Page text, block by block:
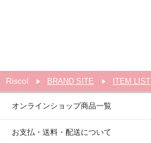
Riscol BRAND SITE ITEM LIST
オンラインショップ商品一覧
お支払・送料・配送について